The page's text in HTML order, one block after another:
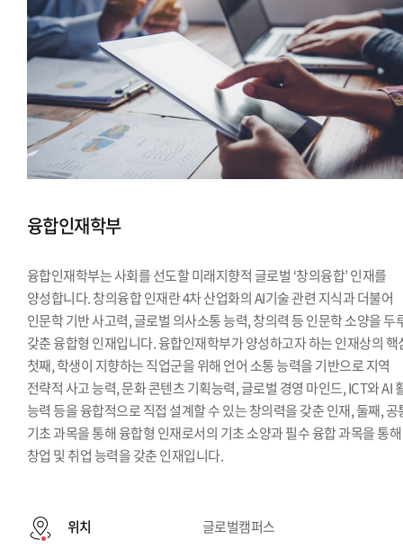
융합인재학부
융합인재학부는 사회를 선도할 미래지향적 글로벌 ‘창의융합’ 인재를
양성합니다. 창의융합 인재란 4차 산업화의 AI기술 관련 지식과 더불어
인문학 기반 사고력, 글로벌 의사소통 능력, 창의력 등 인문학 소양을 두
갖춘 융합형 인재입니다. 융합인재학부가 양성하고자 하는 인재상의 핵
첫째, 학생이 지향하는 직업군을 위해 언어 소통 능력을 기반으로 지역
전략적 사고 능력, 문화 콘텐츠 기획능력, 글로벌 경영 마인드, ICT와 AI
능력 등을 융합적으로 직접 설계할 수 있는 창의력을 갖춘 인재, 둘째, 공
기초 과목을 통해 융합형 인재로서의 기초 소양과 필수 융합 과목을 통해
창업 및 취업 능력을 갖춘 인재입니다.
위치 글로벌캠퍼스